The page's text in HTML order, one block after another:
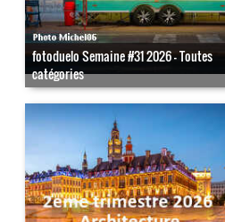
fotoduelo Semaine #31 2026 - Toutes
catégories